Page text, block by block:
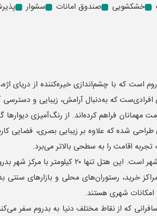
خشکشویی صندوق امانات سشوار پذیرش 24
که با چشم‌اندازی خیره‌کننده از دریای
که به‌دنبال آرامش، زیبایی و
فراهم کرده‌اند. از رنگ‌آمیزی
شده که علاوه بر زیبایی بصری، فضایی
اقامت را به سطحی بالاتر می‌برد.
یکی از نکات قابل‌توجه درباره موقعیت مکانی هتل
خرید، رستوران‌های محلی و بازارهای
امکانات شهری هستند.
۵۸ کیلومتر است، که شرایط را برای مسافرانی که از نقاط مختلف